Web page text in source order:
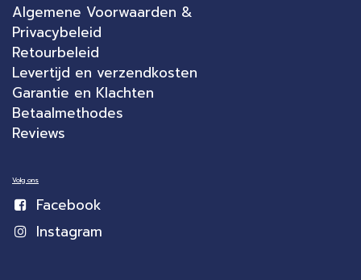
Algemene Voorwaarden &
Privacybeleid
Retourbeleid
Levertijd en verzendkosten
Garantie en Klachten
Betaalmethodes
Reviews
Volg ons
Facebook
Instagram